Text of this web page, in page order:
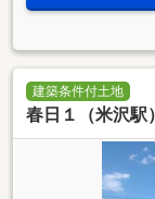
建築条件付土地
春日１（米沢駅